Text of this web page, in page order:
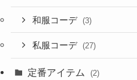
和服コーデ (3)
私服コーデ (27)
定番アイテム (2)